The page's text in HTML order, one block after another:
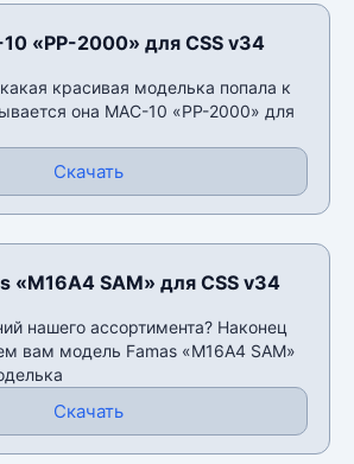
«PP-2000» для CSS v34
красивая моделька попала к
она MAC-10 «PP-2000» для
Скачать
«M16A4 SAM» для CSS v34
нашего ассортимента? Наконец
вам модель Famas «M16A4 SAM»
Скачать